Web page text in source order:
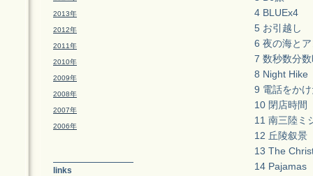
4 BLUEx4
5 お引越し
6 夜の海と
7 数秒数分
8 Night Hike
9 電話をか
10 閉店時間
11 南三陸ミ
12 丘陵叙景
13 The
14 Pajamas
2013年
2012年
2011年
2010年
2009年
2008年
2007年
2006年
links